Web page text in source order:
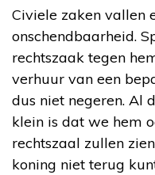
Civiele zaken vallen
onschendbaarheid.
rechtszaak tegen
verhuur van een
dus niet negeren. Al
klein is dat we hem
rechtszaal zullen
koning niet terug